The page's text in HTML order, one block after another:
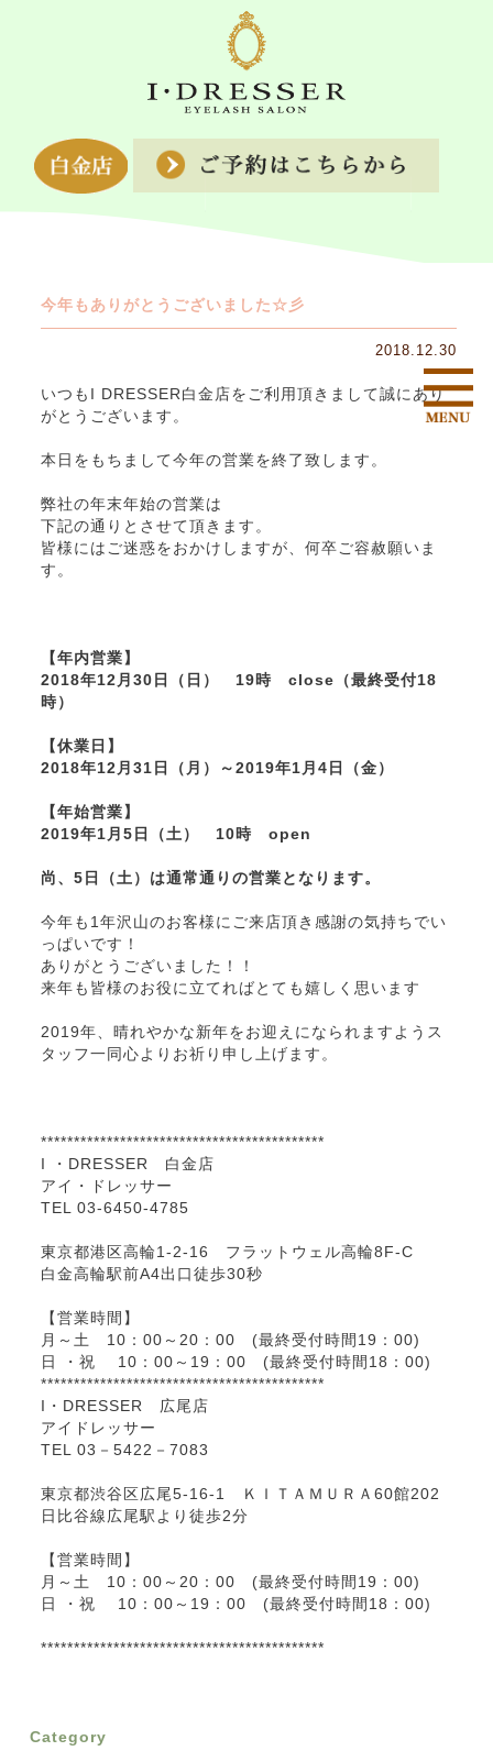
今年もありがとうございました☆彡
2018.12.30
いつもI DRESSER白金店をご利用頂きまして誠にあり
がとうございます。
本日をもちまして今年の営業を終了致します。
弊社の年末年始の営業は
下記の通りとさせて頂きます。
皆様にはご迷惑をおかけしますが、何卒ご容赦願いま
す。
【年内営業】
2018年12月30日（日） 19時 close（最終受付18
時）
【休業日】
2018年12月31日（月）～2019年1月4日（金）
【年始営業】
2019年1月5日（土） 10時 open
尚、5日（土）は通常通りの営業となります。
今年も1年沢山のお客様にご来店頂き感謝の気持ちでい
っぱいです！
ありがとうございました！！
来年も皆様のお役に立てればとても嬉しく思います
2019年、晴れやかな新年をお迎えになられますようス
タッフ一同心よりお祈り申し上げます。
*******************************************
I ・DRESSER 白金店
アイ・ドレッサー
TEL 03-6450-4785
東京都港区高輪1-2-16 フラットウェル高輪8F-C
白金高輪駅前A4出口徒歩30秒
【営業時間】
月～土 10：00～20：00 (最終受付時間19：00)
日 ・祝 10：00～19：00 (最終受付時間18：00)
*******************************************
I・DRESSER 広尾店
アイドレッサー
TEL 03－5422－7083
東京都渋谷区広尾5-16-1 ＫＩＴＡＭＵＲＡ60館202
日比谷線広尾駅より徒歩2分
【営業時間】
月～土 10：00～20：00 (最終受付時間19：00)
日 ・祝 10：00～19：00 (最終受付時間18：00)
*******************************************
Category